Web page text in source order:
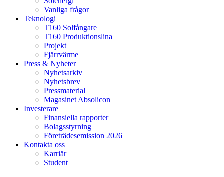
Vanliga frågor
Teknologi
T160 Solfångare
T160 Produktionslina
Projekt
Fjärrvärme
Press & Nyheter
Nyhetsarkiv
Nyhetsbrev
Pressmaterial
Magasinet Absolicon
Investerare
Finansiella rapporter
Bolagsstyrning
Företrädesemission 2026
Kontakta oss
Karriär
Student